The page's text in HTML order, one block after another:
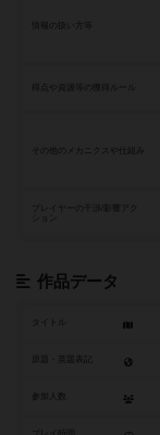
その他のメカニクスや仕組み
プレイヤーの干渉/影響アク
作品データ
タイトル
参加人数